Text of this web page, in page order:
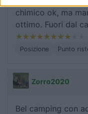
chimico ok, ma
ottimo. Fuori dal
Posizione Punto
Zorro2020
Bel camping con